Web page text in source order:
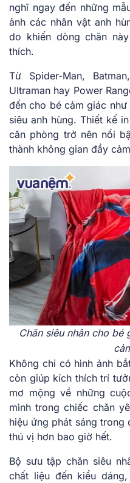
nghĩ ngay đến những
ảnh các nhân vật anh
do khiến dòng chăn
thích.
Từ Spider-Man,
Ultraman hay Power
đến cho bé cảm giác
siêu anh hùng. Thiết kế
căn phòng trở nên nổi
thành không gian đầy
Chăn siêu nhân cho
Không chỉ có hình ảnh
còn giúp kích thích trí
mơ mộng về những
mình trong chiếc chăn
hiệu ứng phát sáng
thú vị hơn bao giờ hết.
Bộ sưu tập chăn siêu
chất liệu đến kiểu